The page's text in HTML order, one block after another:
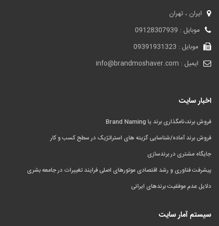
ایران ، تهران
موبایل : 09128307939
موبایل : 09391931323
ایمیل : info@brandmoshaver.com
اخبار سایت
فروش برند،نامگذاری برند یا Brand Naming
فروش برند آماده/شناسایی گزینه های استراتژیک در سطح کسب و کار
جایگاه مشتری در برندسازی
پیشرفت فناوری و رشد اقتصادی موتورهای اصلی فرایند تغییرات در جامعه بشری
دلایل عدم موفقیت برندهای ایرانی
سیستم آمار سایت